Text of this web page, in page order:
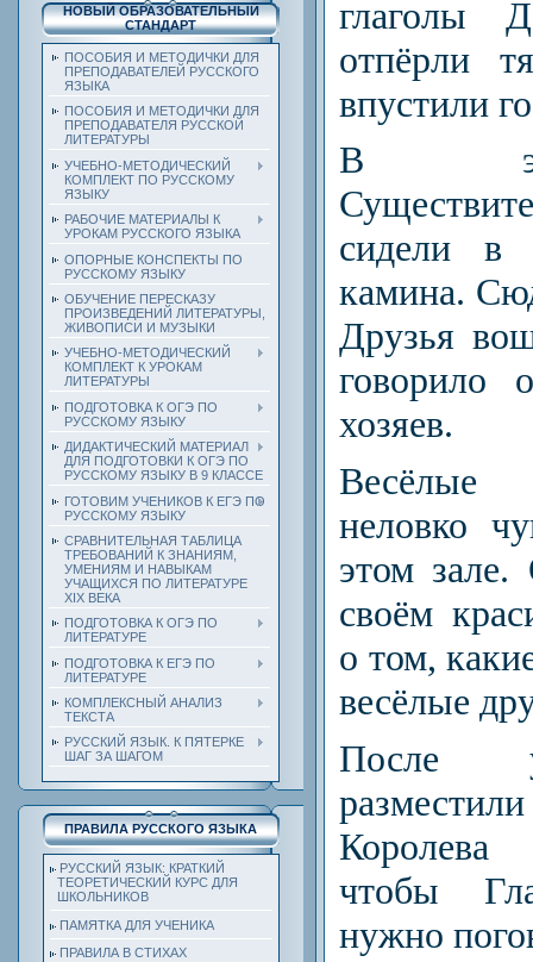
НОВЫЙ ОБРАЗОВАТЕЛЬНЫЙ
СТАНДАРТ
ПОСОБИЯ И МЕТОДИЧКИ ДЛЯ
ПРЕПОДАВАТЕЛЕЙ РУССКОГО
ЯЗЫКА
ПОСОБИЯ И МЕТОДИЧКИ ДЛЯ
ПРЕПОДАВАТЕЛЯ РУССКОЙ
ЛИТЕРАТУРЫ
УЧЕБНО-МЕТОДИЧЕСКИЙ
КОМПЛЕКТ ПО РУССКОМУ
ЯЗЫКУ
РАБОЧИЕ МАТЕРИАЛЫ К
УРОКАМ РУССКОГО ЯЗЫКА
ОПОРНЫЕ КОНСПЕКТЫ ПО
РУССКОМУ ЯЗЫКУ
ОБУЧЕНИЕ ПЕРЕСКАЗУ
ПРОИЗВЕДЕНИЙ ЛИТЕРАТУРЫ,
ЖИВОПИСИ И МУЗЫКИ
УЧЕБНО-МЕТОДИЧЕСКИЙ
КОМПЛЕКТ К УРОКАМ
ЛИТЕРАТУРЫ
ПОДГОТОВКА К ОГЭ ПО
РУССКОМУ ЯЗЫКУ
ДИДАКТИЧЕСКИЙ МАТЕРИАЛ
ДЛЯ ПОДГОТОВКИ К ОГЭ ПО
РУССКОМУ ЯЗЫКУ В 9 КЛАССЕ
ГОТОВИМ УЧЕНИКОВ К ЕГЭ ПО
РУССКОМУ ЯЗЫКУ
СРАВНИТЕЛЬНАЯ ТАБЛИЦА
ТРЕБОВАНИЙ К ЗНАНИЯМ,
УМЕНИЯМ И НАВЫКАМ
УЧАЩИХСЯ ПО ЛИТЕРАТУРЕ
ХIХ ВЕКА
ПОДГОТОВКА К ОГЭ ПО
ЛИТЕРАТУРЕ
ПОДГОТОВКА К ЕГЭ ПО
ЛИТЕРАТУРЕ
КОМПЛЕКСНЫЙ АНАЛИЗ
ТЕКСТА
РУССКИЙ ЯЗЫК. К ПЯТЕРКЕ
ШАГ ЗА ШАГОМ
ПРАВИЛА РУССКОГО ЯЗЫКА
РУССКИЙ ЯЗЫК: КРАТКИЙ
ТЕОРЕТИЧЕСКИЙ КУРС ДЛЯ
ШКОЛЬНИКОВ
ПАМЯТКА ДЛЯ УЧЕНИКА
ПРАВИЛА В СТИХАХ
глаголы
отпёрли
впустили
В
сидели в
камина.
Друзья
говорило
хозяев.
Весёлые
неловко
этом зале.
своём
о том,
весёлые
После
чтобы
нужно